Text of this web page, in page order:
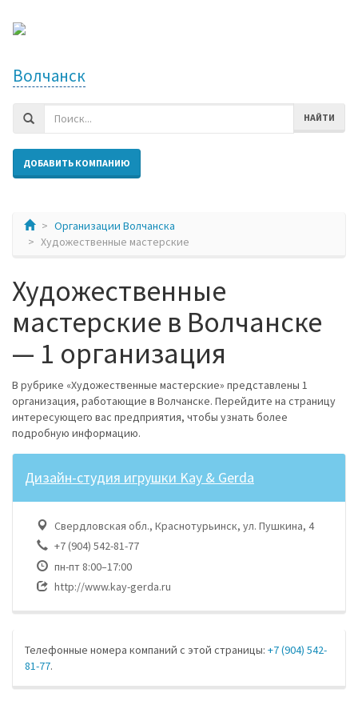
Волчанск
НАЙТИ
ДОБАВИТЬ КОМПАНИЮ
Организации Волчанска
Художественные мастерские
Художественные
мастерские в Волчанске
— 1 организация
В рубрике «Художественные мастерские» представлены 1
организация, работающие в Волчанске. Перейдите на страницу
интересующего вас предприятия, чтобы узнать более
подробную информацию.
Дизайн-студия игрушки Kay & Gerda
Свердловская обл., Краснотурьинск, ул. Пушкина, 4
+7 (904) 542-81-77
пн-пт 8:00–17:00
http://www.kay-gerda.ru
Телефонные номера компаний с этой страницы: +7 (904) 542-
81-77.